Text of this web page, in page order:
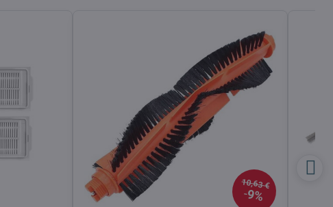
10,63 €
9%